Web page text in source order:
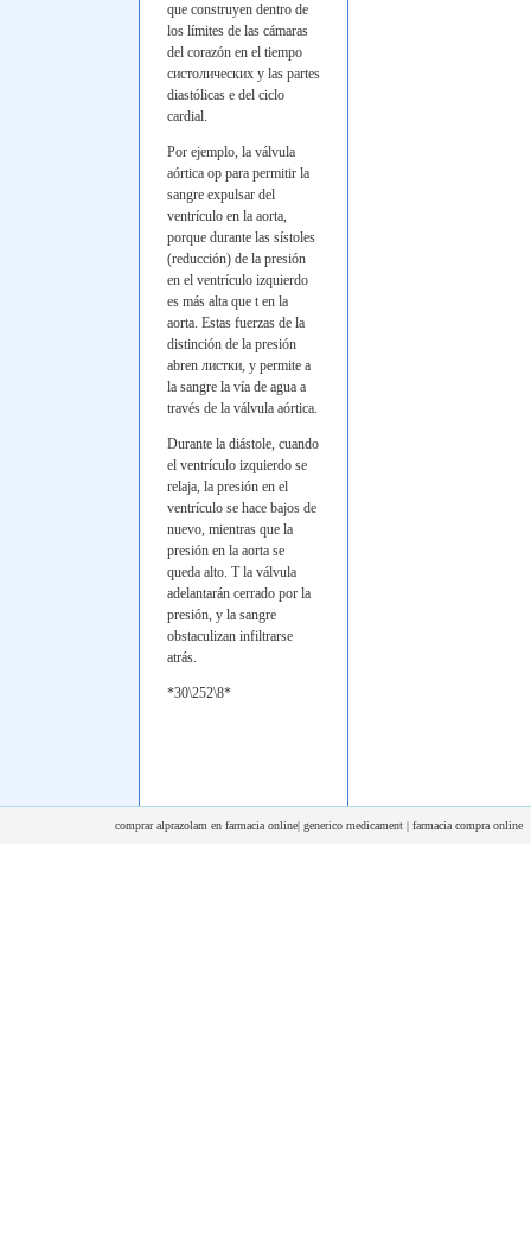
que construyen dentro de
los límites de las cámaras
del corazón en el tiempo
систолических y las partes
diastólicas e del ciclo
cardial.
Por ejemplo, la válvula
aórtica op para permitir la
sangre expulsar del
ventrículo en la aorta,
porque durante las sístoles
(reducción) de la presión
en el ventrículo izquierdo
es más alta que t en la
aorta. Estas fuerzas de la
distinción de la presión
abren листки, y permite a
la sangre la vía de agua a
través de la válvula aórtica.
Durante la diástole, cuando
el ventrículo izquierdo se
relaja, la presión en el
ventrículo se hace bajos de
nuevo, mientras que la
presión en la aorta se
queda alto. T la válvula
adelantarán cerrado por la
presión, y la sangre
obstaculizan infiltrarse
atrás.
*30\252\8*
comprar alprazolam en farmacia online| generico medicament | farmacia compra online